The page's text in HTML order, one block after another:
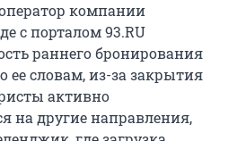
компании
с порталом 93.RU
раннего бронирования
ее словам, из-за закрытия
активно
на другие направления,